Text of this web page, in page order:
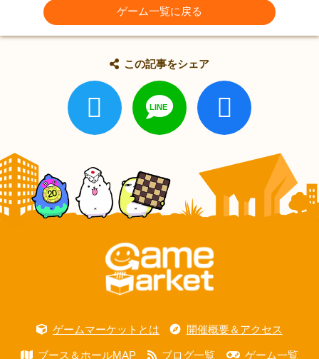
ゲーム一覧に戻る
この記事をシェア
ゲームマーケットとは 開催概要＆アクセス
ブース＆ホールMAP ブログ一覧 ゲーム一覧